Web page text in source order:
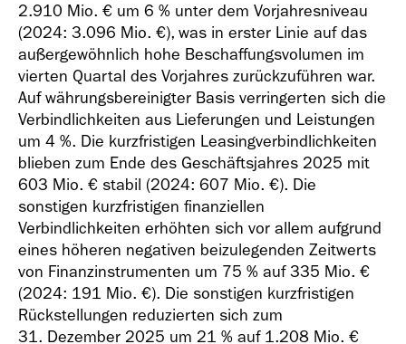
2.910 Mio. € um 6 % unter dem Vorjahresniveau
(2024: 3.096 Mio. €), was in erster Linie auf das
außergewöhnlich hohe Beschaffungsvolumen im
vierten Quartal des Vorjahres zurückzuführen war.
Auf währungsbereinigter Basis verringerten sich die
Verbindlichkeiten aus Lieferungen und Leistungen
um 4 %. Die kurzfristigen Leasingverbindlichkeiten
blieben zum Ende des Geschäftsjahres 2025 mit
603 Mio. € stabil (2024: 607 Mio. €). Die
sonstigen kurzfristigen finanziellen
Verbindlichkeiten erhöhten sich vor allem aufgrund
eines höheren negativen beizulegenden Zeitwerts
von Finanzinstrumenten um 75 % auf335 Mio. €
(2024: 191 Mio. €). Die sonstigen kurzfristigen
Rückstellungen reduzierten sich zum
31. Dezember 2025 um 21 % auf 1.208 Mio. €